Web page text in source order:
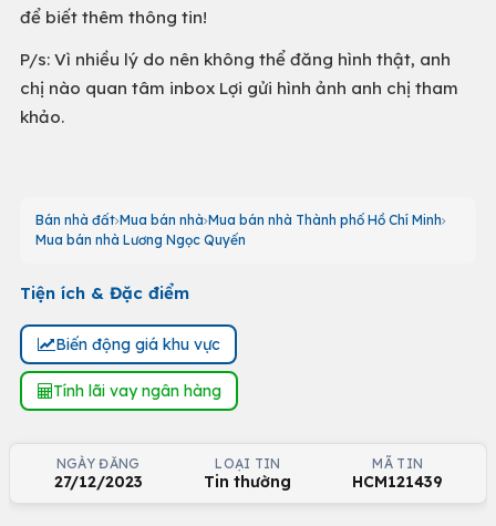
để biết thêm thông tin!
P/s: Vì nhiều lý do nên không thể đăng hình thật, anh
chị nào quan tâm inbox Lợi gửi hình ảnh anh chị tham
khảo.
Bán nhà đất Mua bán nhà Mua bán nhà Thành phố Hồ Chí Minh
Mua bán nhà Lương Ngọc Quyến
Tiện ích & Đặc điểm
Biến động giá khu vực
Tính lãi vay ngân hàng
NGÀY ĐĂNG
27/12/2023
LOẠI TIN
Tin thường
MÃ TIN
HCM121439